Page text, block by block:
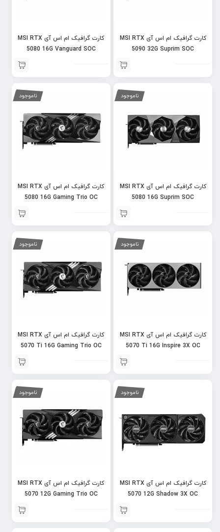
کارت گرافیک ام اس آی MSI RTX
5090 32G Suprim SOC
کارت گرافیک ام اس آی MSI RTX
5080 16G Vanguard SOC
ناموجود
کارت گرافیک ام اس آی MSI RTX
5080 16G Suprim SOC
ناموجود
کارت گرافیک ام اس آی MSI RTX
5080 16G Gaming Trio OC
ناموجود
کارت گرافیک ام اس آی MSI RTX
5070 Ti 16G Inspire 3X OC
ناموجود
کارت گرافیک ام اس آی MSI RTX
5070 Ti 16G Gaming Trio OC
ناموجود
کارت گرافیک ام اس آی MSI RTX
5070 12G Shadow 3X OC
ناموجود
کارت گرافیک ام اس آی MSI RTX
5070 12G Gaming Trio OC